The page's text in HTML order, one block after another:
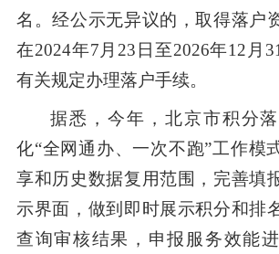
名。经公示无异议的，取得落户
在2024年7月23日至2026年12月
有关规定办理落户手续。
据悉，今年，北京市积分
化“全网通办、一次不跑”工作模
享和历史数据复用范围，完善填
示界面，做到即时展示积分和排
查询审核结果，申报服务效能